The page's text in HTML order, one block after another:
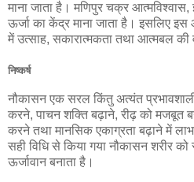
माना जाता है। मणिपुर चक्र
ऊर्जा का केंद्र माना जाता है। इसलिए
में उत्साह, सकारात्मकता तथा आत्मबल की
निष्कर्ष
नौकासन एक सरल किंतु अत्यंत
करने, पाचन शक्ति बढ़ाने, रीढ़ को मजबूत
करने तथा मानसिक एकाग्रता बढ़ाने में
सही विधि से किया गया नौकासन शरीर
ऊर्जावान बनाता है।